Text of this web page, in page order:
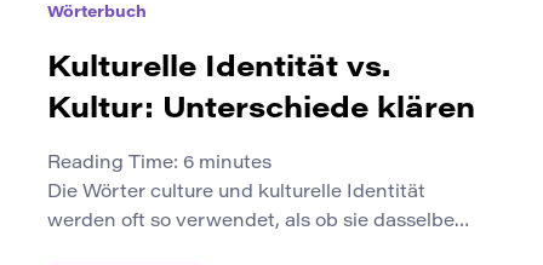
beeinflusst, die wir um uns herum bemerken.
Einfluss ist nicht der Feind der […]
Wörterbuch
Kulturelle Identität vs.
Kultur: Unterschiede klären
Reading Time: 6 minutes
Die Wörter culture und kulturelle Identität
werden oft so verwendet, als ob sie dasselbe